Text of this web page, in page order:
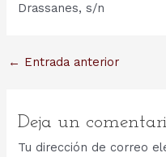
Drassanes, s/n
Navegación
← Entrada anterior
Deja un
Tu dirección de correo